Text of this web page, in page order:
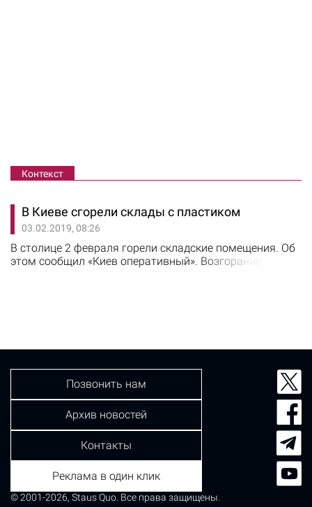
Контекст
В Киеве сгорели склады с пластиком
03.02.2019, 08:26
​В столице 2 февраля горели складские помещения. Об
этом сообщил «Киев оперативный». Возгорание
© 2001-2026, Staus Quo. Все права защищены.
Позвонить нам
Архив новостей
Контакты
Реклама в один клик